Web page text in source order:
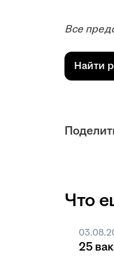
Все
Найти
Что
25